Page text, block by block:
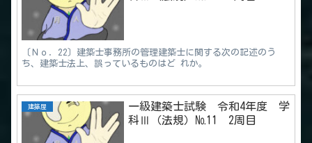
〔Ｎｏ．22〕建築士事務所の管理建築士に関する次の記述のう
ち、建築士法上、誤っているものはど れか。
建築屋
一級建築士試験 令和4年度 学
科Ⅲ（法規）№11 2周目